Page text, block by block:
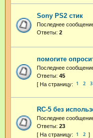
Sony PS2 стик
Последнее
Ответы: 2
помогите
Последнее
Ответы: 45
1 2 3
RC-5 без
Последнее
Ответы: 23
1 2